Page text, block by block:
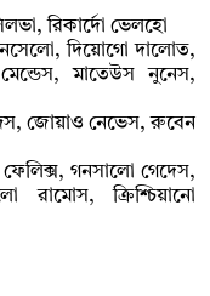
রিকার্দো ভেলহো
দিয়োগো দালোত,
মাতেউস নুনেস,
জোয়াও নেভেস, রুবেন
গনসালো গেদেস,
রামোস, ক্রিশ্চিয়ানো